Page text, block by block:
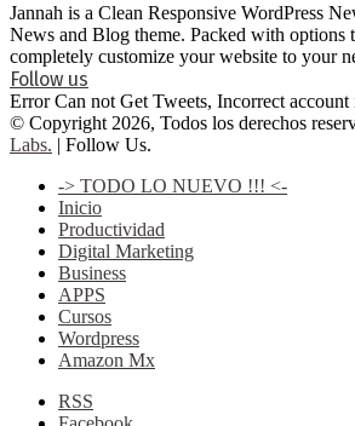
Jannah is a Clean Responsive WordPress
News and Blog theme. Packed with options
completely customize your website to your
Follow us
Error Can not Get Tweets, Incorrect account
© Copyright 2026, Todos los derechos
Labs. | Follow Us.
-> TODO LO NUEVO !!! <-
Inicio
Productividad
Digital Marketing
Business
APPS
Cursos
Wordpress
Amazon Mx
RSS